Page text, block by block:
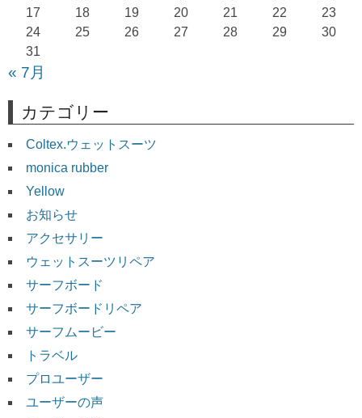
17
18 19 20 21 22
23
24
25 26 27 28 29
30
31
« 7月
カテゴリー
Coltex.ウェットスーツ
monica rubber
Yellow
お知らせ
アクセサリー
ウェットスーツリペア
サーフボード
サーフボードリペア
サーフムービー
トラベル
プロユーザー
ユーザーの声